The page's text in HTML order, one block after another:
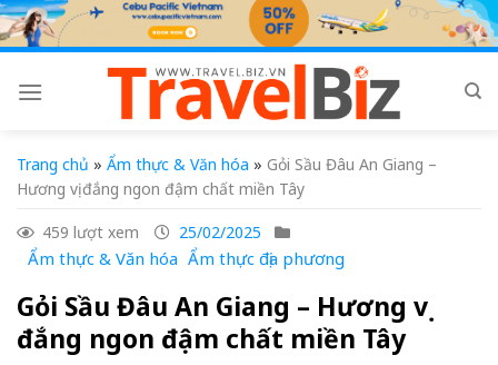
Skip
to
Trang chủ » Ẩm thực & Văn hóa » Gỏi Sầu Đâu An Giang –
Hương vị đắng ngon đậm chất miền Tây
459 lượt xem 25/02/2025
Ẩm thực & Văn hóa Ẩm thực địa phương
Gỏi Sầu Đâu An Giang – Hương vị
đắng ngon đậm chất miền Tây